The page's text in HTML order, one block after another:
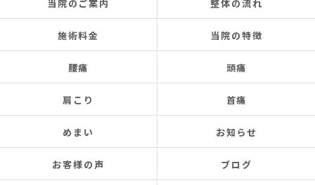
当院のご案内 整体の流れ
施術料金 当院の特徴
腰痛 頭痛
肩こり 首痛
めまい お知らせ
お客様の声 ブログ